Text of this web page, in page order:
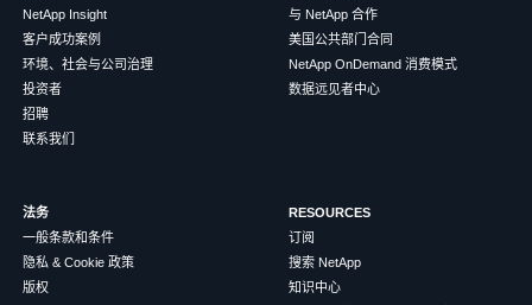
NetApp Insight
客户成功案例
环境、社会与公司治理
投资者
招聘
联系我们
与 NetApp 合作
美国公共部门合同
NetApp OnDemand 消费模式
数据远见者中心
法务
一般条款和条件
隐私 & Cookie 政策
版权
RESOURCES
订阅
搜索 NetApp
知识中心